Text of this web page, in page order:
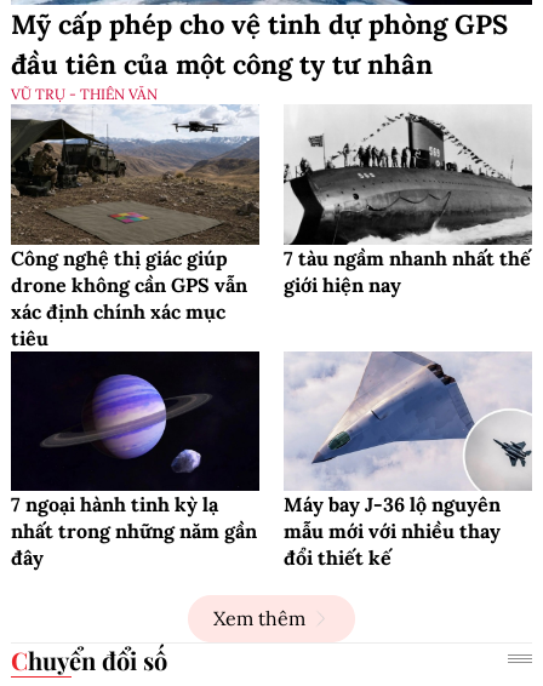
Mỹ cấp phép cho vệ tinh dự phòng GPS
đầu tiên của một công ty tư nhân
VŨ TRỤ - THIÊN VĂN
Công nghệ thị giác giúp
drone không cần GPS vẫn
xác định chính xác mục
tiêu
7 tàu ngầm nhanh nhất thế
giới hiện nay
7 ngoại hành tinh kỳ lạ
nhất trong những năm gần
đây
Máy bay J-36 lộ nguyên
mẫu mới với nhiều thay
đổi thiết kế
Xem thêm
Chuyển đổi số